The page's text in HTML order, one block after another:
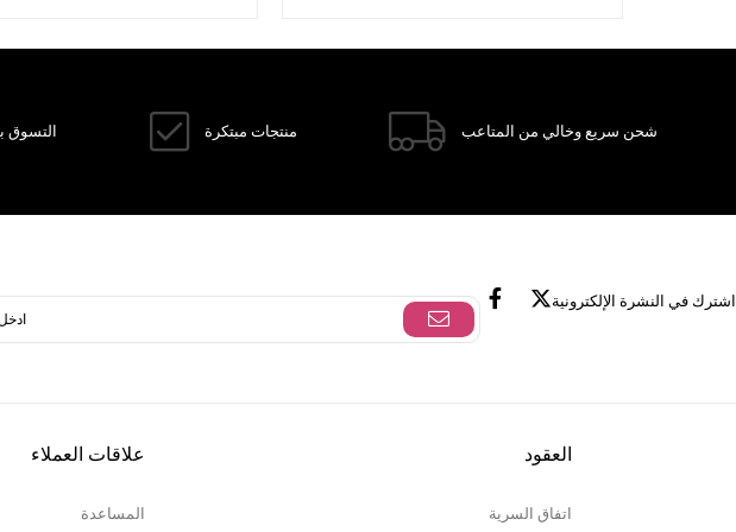
شحن سريع وخالي من المتاعب منتجات مبتكرة التسوق
اشترك في النشرة الإلكترونية
العقود
اتفاق السرية
علاقات العملاء
المساعدة